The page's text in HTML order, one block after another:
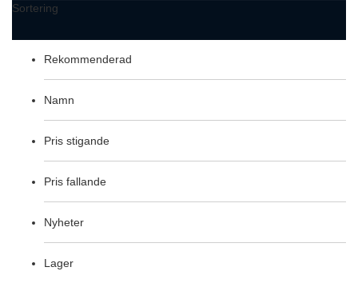
Sortering
Rekommenderad
Namn
Pris stigande
Pris fallande
Nyheter
Lager